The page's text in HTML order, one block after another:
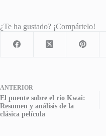
¿Te ha gustado? ¡Compártelo!
ANTERIOR
El puente sobre el río Kwai:
Resumen y análisis de la
clásica película